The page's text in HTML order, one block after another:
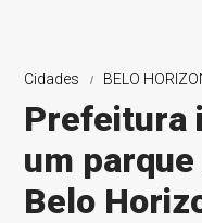
Cidades BELO
Prefeitura
um
Belo